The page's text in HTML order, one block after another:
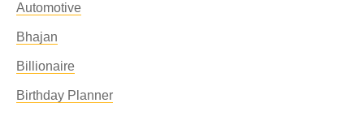
Automotive
Bhajan
Billionaire
Birthday Planner